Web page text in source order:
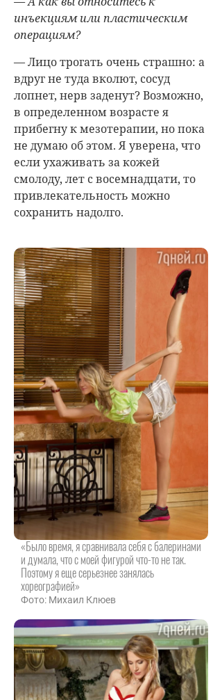
инъекциям или пластическим
операциям?
— Лицо трогать очень страшно: а
вдруг не туда вколют, сосуд
лопнет, нерв заденут? Возможно,
в определенном возрасте я
прибегну к мезотерапии, но пока
не думаю об этом. Я уверена, что
если ухаживать за кожей
смолоду, лет с восемнадцати, то
привлекательность можно
сохранить надолго.
«Было время, я сравнивала себя с балеринами
и думала, что с моей фигурой что-то не так.
Поэтому я еще серьезнее занялась
хореографией»
Фото: Михаил Клюев